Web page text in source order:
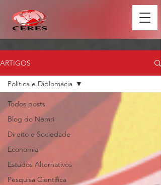
ARTIGOS
Todos posts
Blog do Nemri
Direito e Sociedade
Economia
Estudos Alternativos
Pesquisa Científica
Política e Diplomacia